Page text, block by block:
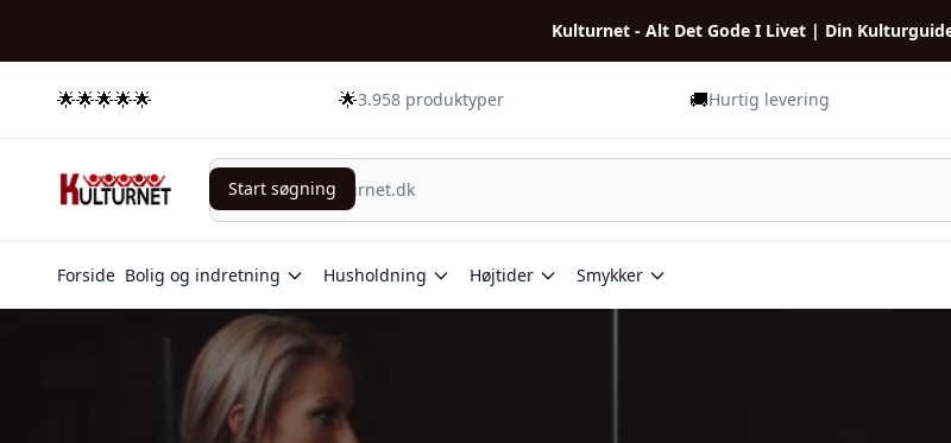
Kulturnet - Alt Det Gode I Livet | Din
🌟🌟🌟🌟🌟 🌟3.958 produktyper 🚚Hurtig levering
Start søgning
Start søgning
Forside Bolig og indretning Husholdning Højtider Smykker